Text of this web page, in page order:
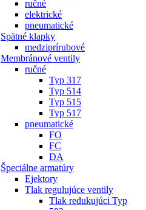
ručné
elektrické
pneumatické
Spätné klapky
medziprírubové
Membránové ventily
ručné
Typ 317
Typ 514
Typ 515
Typ 517
pneumatické
FO
FC
DA
Špeciálne armatúry
Ejektory
Tlak regulujúce ventily
Tlak redukujúci Typ